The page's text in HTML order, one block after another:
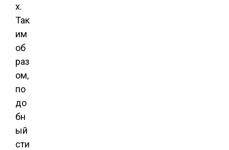
х.
Так
им
об
раз
ом,
по
до
бн
ый
сти